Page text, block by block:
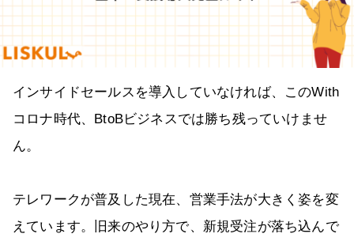
インサイドセールスを導入していなければ、このWith
コロナ時代、BtoBビジネスでは勝ち残っていけませ
ん。
テレワークが普及した現在、営業手法が大きく姿を変
えています。旧来のやり方で、新規受注が落ち込んで